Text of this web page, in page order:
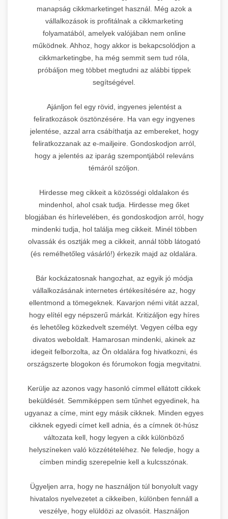
manapság cikkmarketinget használ. Még azok a
vállalkozások is profitálnak a cikkmarketing
folyamatából, amelyek valójában nem online
működnek. Ahhoz, hogy akkor is bekapcsolódjon a
cikkmarketingbe, ha még semmit sem tud róla,
próbáljon meg többet megtudni az alábbi tippek
segítségével.
Ajánljon fel egy rövid, ingyenes jelentést a
feliratkozások ösztönzésére. Ha van egy ingyenes
jelentése, azzal arra csábíthatja az embereket, hogy
feliratkozzanak az e-mailjeire. Gondoskodjon arról,
hogy a jelentés az iparág szempontjából releváns
témáról szóljon.
Hirdesse meg cikkeit a közösségi oldalakon és
mindenhol, ahol csak tudja. Hirdesse meg őket
blogjában és hírlevelében, és gondoskodjon arról, hogy
mindenki tudja, hol találja meg cikkeit. Minél többen
olvassák és osztják meg a cikkeit, annál több látogató
(és remélhetőleg vásárló!) érkezik majd az oldalára.
Bár kockázatosnak hangozhat, az egyik jó módja
vállalkozásának internetes értékesítésére az, hogy
ellentmond a tömegeknek. Kavarjon némi vitát azzal,
hogy elítél egy népszerű márkát. Kritizáljon egy híres
és lehetőleg közkedvelt személyt. Vegyen célba egy
divatos weboldalt. Hamarosan mindenki, akinek az
idegeit felborzolta, az Ön oldalára fog hivatkozni, és
országszerte blogokon és fórumokon fogja megvitatni.
Kerülje az azonos vagy hasonló címmel ellátott cikkek
beküldését. Semmiképpen sem tűnhet egyedinek, ha
ugyanaz a címe, mint egy másik cikknek. Minden egyes
cikknek egyedi címet kell adnia, és a címnek öt-húsz
változata kell, hogy legyen a cikk különböző
helyszíneken való közzétételéhez. Ne feledje, hogy a
címben mindig szerepelnie kell a kulcsszónak.
Ügyeljen arra, hogy ne használjon túl bonyolult vagy
hivatalos nyelvezetet a cikkeiben, különben fennáll a
veszélye, hogy elüldözi az olvasóit. Használjon